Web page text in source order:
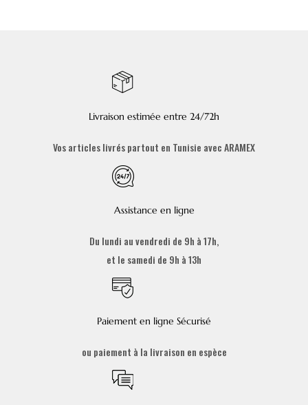
Livraison estimée entre 24/72h
Vos articles livrés partout en Tunisie avec ARAMEX
Assistance en ligne
Du lundi au vendredi de 9h à 17h,
et le samedi de 9h à 13h
Paiement en ligne Sécurisé
ou paiement à la livraison en espèce